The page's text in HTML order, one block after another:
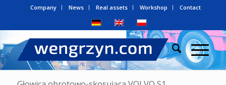
Company News Real assets Workshop Contact